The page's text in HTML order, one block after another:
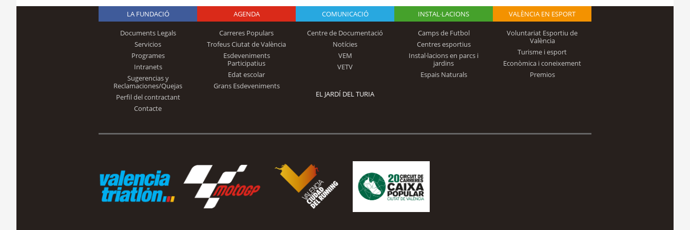
Logo Fundación
Trinidad Alfonso
LA FUNDACIÓ
Documents Legals
Servicios
Programes
Intranets
Sugerencias y
Reclamaciones/Quejas
Perfil del contractant
Contacte
AGENDA
Carreres Populars
Trofeus Ciutat de València
Esdeveniments
Participatius
Edat escolar
Grans Esdeveniments
COMUNICACIÓ
Centre de Documentació
Notícies
VEM
VETV
INSTAL·LACIONS
Camps de Futbol
Centres esportius
Instal·lacions en parcs i
jardins
Espais Naturals
VALÈNCIA EN ESPORT
Voluntariat Esportiu de
València
Turisme i esport
Econòmica i coneixement
Premios
EL JARDÍ DEL TURIA